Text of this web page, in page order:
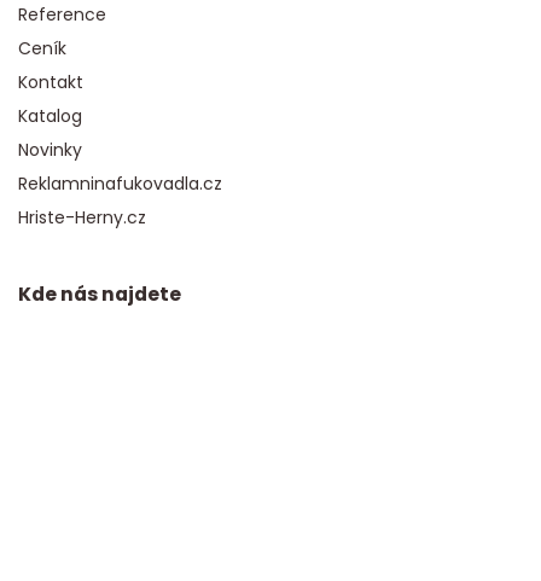
Reference
Ceník
Kontakt
Katalog
Novinky
Reklamninafukovadla.cz
Hriste-Herny.cz
Kde nás najdete